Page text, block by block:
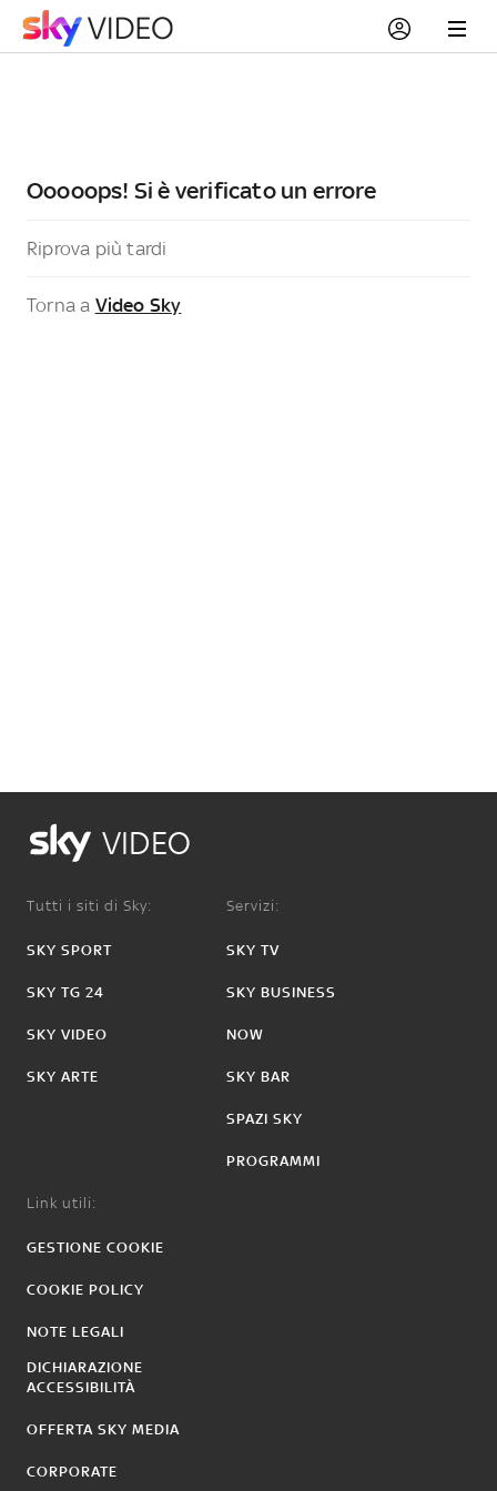
Ooooops! Si è verificato un errore
Riprova più tardi
Torna a Video Sky
VIDEO
Tutti i siti di Sky:
SKY SPORT
SKY TG 24
SKY VIDEO
SKY ARTE
Servizi:
SKY TV
SKY BUSINESS
NOW
SKY BAR
SPAZI SKY
PROGRAMMI
Link utili:
GESTIONE COOKIE
COOKIE POLICY
NOTE LEGALI
DICHIARAZIONE
ACCESSIBILITÀ
OFFERTA SKY MEDIA
CORPORATE